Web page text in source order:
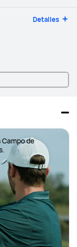
Detalles
de